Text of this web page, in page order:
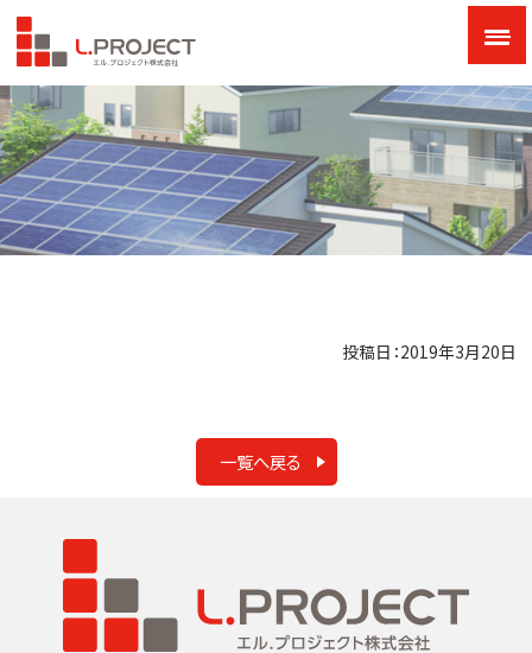
投稿日：2019年3月20日
一覧へ戻る